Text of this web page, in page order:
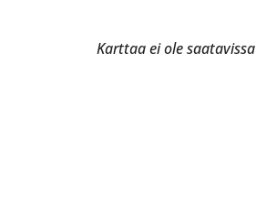
Karttaa ei ole saatavissa